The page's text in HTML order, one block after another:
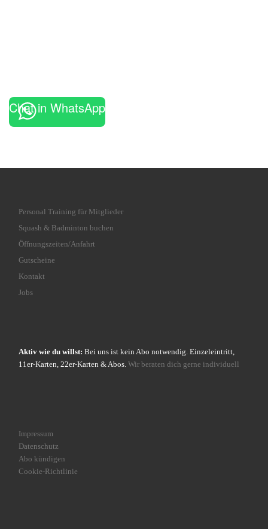
Chat in WhatsApp
Personal Training für Mitglieder
Squash & Badminton buchen
Öffnungszeiten/Anfahrt
Gutscheine
Kontakt
Jobs
Aktiv wie du willst: Bei uns ist kein Abo notwendig. Einzeleintritt,
11er-Karten, 22er-Karten & Abos. Wir beraten dich gerne individuell
Impressum
Datenschutz
Abo kündigen
Cookie-Richtlinie